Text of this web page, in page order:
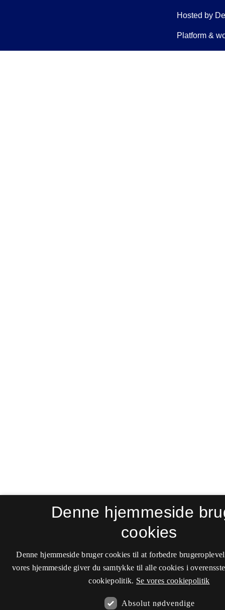
Denne hjemmeside
cookies
Denne hjemmeside bruger cookies til at forbedre
vores hjemmeside giver du samtykke til alle cookies i
cookiepolitik. Se vores cookiepolitik
Absolut nødvendige